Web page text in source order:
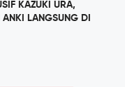
KAZUKI URA,
LANGSUNG DI